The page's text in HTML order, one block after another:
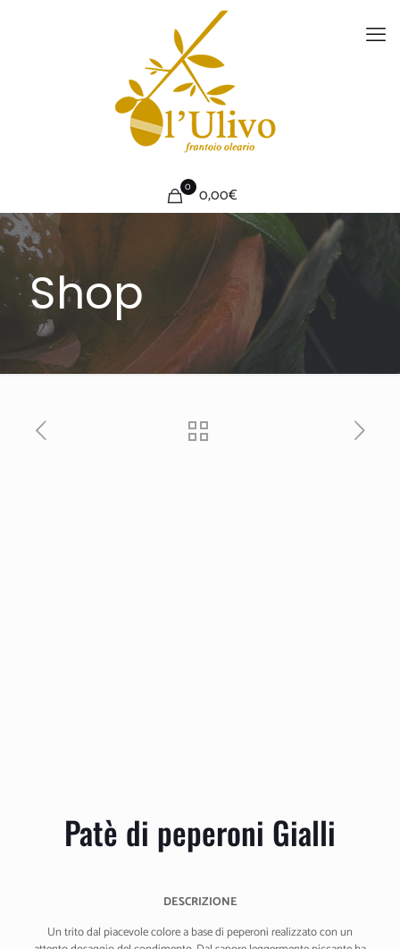
0 0,00€
Shop
Patè di peperoni Gialli
DESCRIZIONE
Un trito dal piacevole colore a base di peperoni realizzato con un